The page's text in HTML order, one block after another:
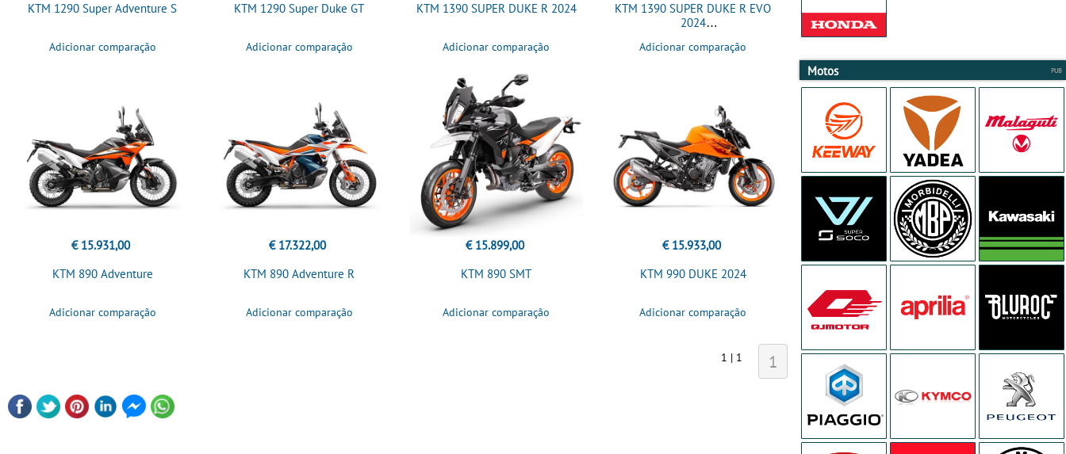
KTM 1290 Super Adventure S
Adicionar comparação
KTM 1290 Super Duke GT
Adicionar comparação
KTM 1390 SUPER DUKE R 2024
Adicionar comparação
KTM 1390 SUPER DUKE R EVO
2024
Adicionar comparação
€ 15.931,00
KTM 890 Adventure
Adicionar comparação
€ 17.322,00
KTM 890 Adventure R
Adicionar comparação
€ 15.899,00
KTM 890 SMT
Adicionar comparação
€ 15.933,00
KTM 990 DUKE 2024
Adicionar comparação
1 | 1 1
Motos